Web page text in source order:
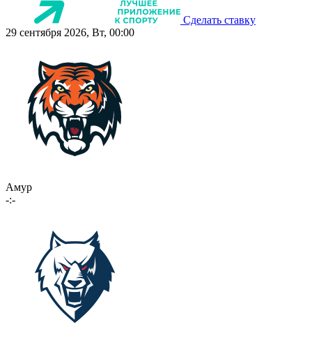
Сделать ставку
29 сентября 2026, Вт, 00:00
Амур
-:-